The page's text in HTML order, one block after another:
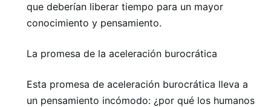
que deberían liberar tiempo para un mayor
conocimiento y pensamiento.
La promesa de la aceleración burocrática
Esta promesa de aceleración burocrática lleva a
un pensamiento incómodo: ¿por qué los humanos